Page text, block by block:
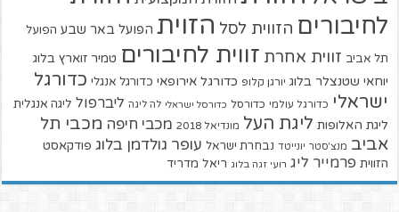
לחיבורים הזווית לסל הזוית הפועל באר שבע הפועל
תל אביב זווית אחרת זווית לחיבורים טמיר זוארץ בלוג
יוחאי שטנצלר בלוג יורגן קלופ כדורגל אירופאי כדורגל אנגלי כדורגל
ישראלי כדורגל עולמי כדורסל כדורסל ישראלי לה ליגה ליברפול ליגה אנגלית
ליגת האלופות ליגת העל מונדיאל 2018 מכבי חיפה מכבי תל
אביב מנצ'סטר יונייטד נבחרת ישראל עופר גולדמן בלוג פודקאסט
הזווית פרמייר ליג רועי זגה בלוג ריאל מדריד